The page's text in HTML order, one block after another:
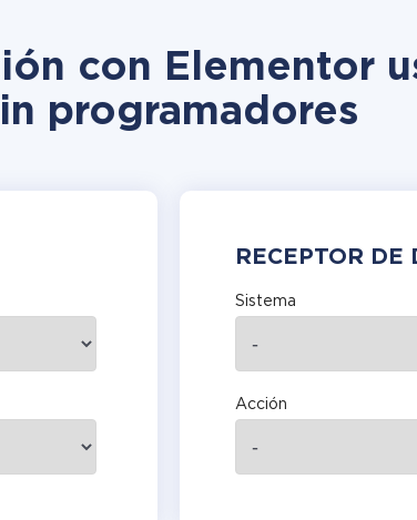
con Elementor
programadores
RECEPTOR DE
Sistema
Acción